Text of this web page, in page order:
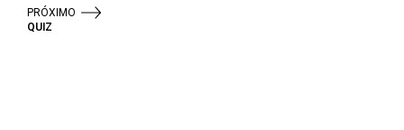
PRÓXIMO
QUIZ